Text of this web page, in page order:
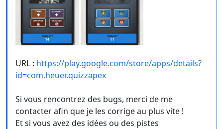
URL : https://play.google.com/store/apps/details?
id=com.heuer.quizzapex
Si vous rencontrez des bugs, merci de me
contacter afin que je les corrige au plus vite !
Et si vous avez des idées ou des pistes